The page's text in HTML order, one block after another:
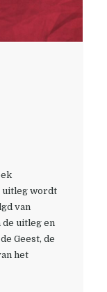
uitleg wordt
van
uitleg en
Geest, de
het